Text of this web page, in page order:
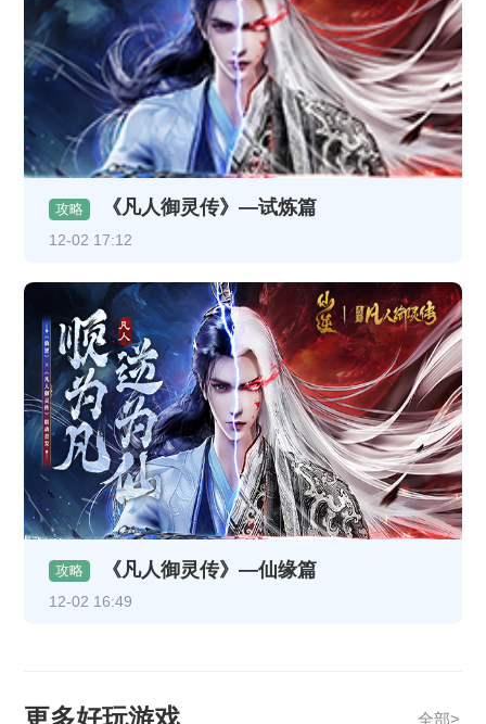
攻略 《凡人御灵传》—试炼篇
12-02 17:12
攻略 《凡人御灵传》—仙缘篇
12-02 16:49
全部>